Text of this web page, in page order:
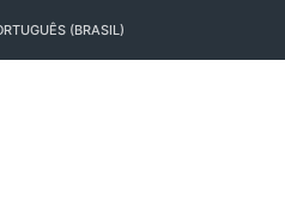
(BRASIL)